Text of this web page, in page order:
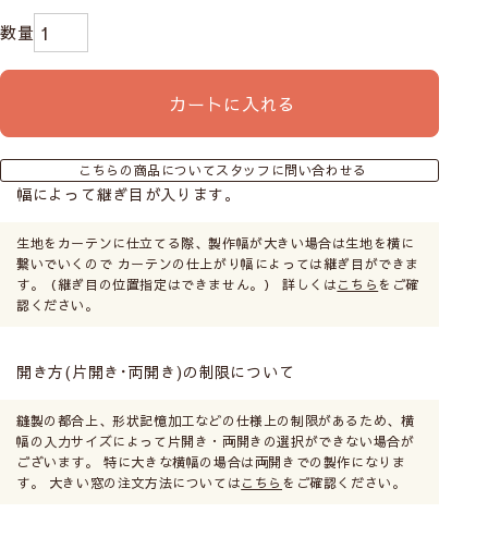
※試験機関：(財)日本繊維製品品質技術センター
が室内温度の上昇をどれだけ抑えられるかを示す指標で
す。比較の結果、「アレルキャッチ」は
7.2℃温度上昇
を抑えている
保温効果を実験しました
【試験方法】：保温性試験（冷気法）
断熱材付きのボックスにカーテン生地を設置し、
温度センサーで箱内温度を測定。冷気槽で60分
間冷却します。測定は5分ごとに行い、カーテン
やや透け感あり／人の輪郭が見える
Class３
Class４
※レースカーテンに10cm近く接近すると、透け感のな
いレースでもぼんやりとシルエットがわかる場合があ
ります。
カートに入れる
こちらの商品についてスタッフに問い合わせる
幅によって継ぎ目が入ります。
生地をカーテンに仕立てる際、製作幅が大きい場合は生地を横に
繋いでいくので カーテンの仕上がり幅によっては継ぎ目ができま
す。（継ぎ目の位置指定はできません。） 詳しくはこちら をご確
認ください。
開き方(片開き･両開き)の制限について
縫製の都合上、形状記憶加工などの仕様上の制限があるため、横
幅の入力サイズによって片開き・両開きの選択ができない場合が
ございます。 特に大きな横幅の場合は両開きでの製作になりま
す。 大きい窓の注文方法についてはこちら をご確認ください。